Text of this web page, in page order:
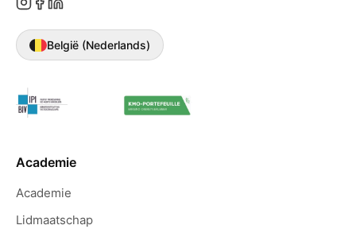
België (Nederlands)
Academie
Academie
Lidmaatschap